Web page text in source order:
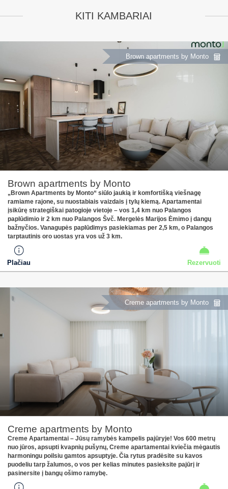
KITI KAMBARIAI
Brown apartments by Monto
Brown apartments by Monto
„Brown Apartments by Monto“ siūlo jaukią ir komfortišką viešnagę
ramiame rajone, su nuostabiais vaizdais į tylų kiemą. Apartamentai
įsikūrę strategiškai patogioje vietoje – vos 1,4 km nuo Palangos
paplūdimio ir 2 km nuo Palangos Švč. Mergelės Marijos Ėmimo į dangų
bažnyčios. Vanagupės paplūdimys pasiekiamas per 2,5 km, o Palangos
tarptautinis oro uostas yra vos už 3 km.
Plačiau Rezervuoti
Creme apartments by Monto
Creme apartments by Monto
Creme Apartamentai – Jūsų ramybės kampelis pajūryje! Vos 600 metrų
nuo jūros, apsupti kvapnių pušynų, Creme apartamentai kviečia mėgautis
harmoningu poilsiu gamtos apsuptyje. Čia rytus pradėsite su kavos
puodeliu tarp žalumos, o vos per kelias minutes pasieksite pajūrį ir
pasinersite į bangų ošimo ramybę.